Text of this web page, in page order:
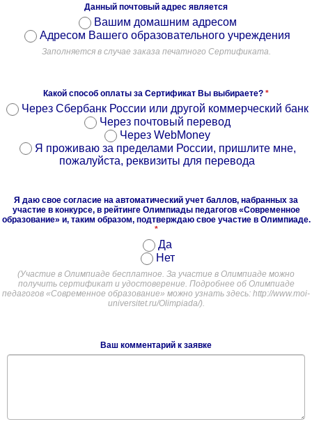
Данный почтовый адрес является
Вашим домашним адресом
Адресом Вашего образовательного учреждения
Заполняется в случае заказа печатного Сертификата.
Какой способ оплаты за Сертификат Вы выбираете? *
Через Сбербанк России или другой коммерческий банк
Через почтовый перевод
Через WebMoney
Я проживаю за пределами России, пришлите мне,
пожалуйста, реквизиты для перевода
Я даю свое согласие на автоматический учет баллов, набранных за
участие в конкурсе, в рейтинге Олимпиады педагогов «Современное
образование» и, таким образом, подтверждаю свое участие в Олимпиаде.
*
Да
Нет
(Участие в Олимпиаде бесплатное. За участие в Олимпиаде можно
получить сертификат и удостоверение. Подробнее об Олимпиаде
педагогов «Современное образование» можно узнать здесь: http://www.moi-
universitet.ru/Olimpiada/).
Ваш комментарий к заявке